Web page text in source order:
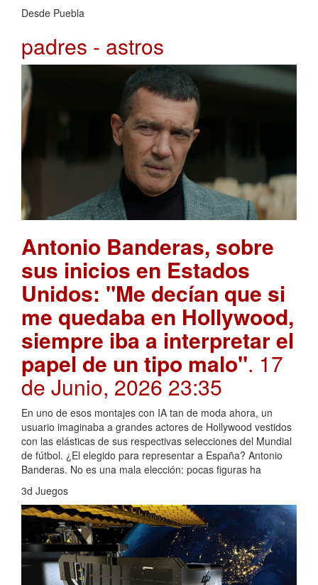
Desde Puebla
padres - astros
Antonio Banderas, sobre
sus inicios en Estados
Unidos: "Me decían que si
me quedaba en Hollywood,
siempre iba a interpretar el
papel de un tipo malo". 17
de Junio, 2026 23:35
En uno de esos montajes con IA tan de moda ahora, un
usuario imaginaba a grandes actores de Hollywood vestidos
con las elásticas de sus respectivas selecciones del Mundial
de fútbol. ¿El elegido para representar a España? Antonio
Banderas. No es una mala elección: pocas figuras ha
3d Juegos